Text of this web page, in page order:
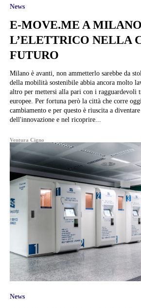
News
E-MOVE.ME A
L’ELETTRICO NELLA
FUTURO
Milano è avanti, non ammetterlo sarebbe da
della mobilità sostenibile abbia ancora molto
altro per mettersi alla pari con i ragguardevoli
europee. Per fortuna però la città che corre
cambiamento e per questo è riuscita a
dell'innovazione e nel ricoprire...
Ventura Cigno
News